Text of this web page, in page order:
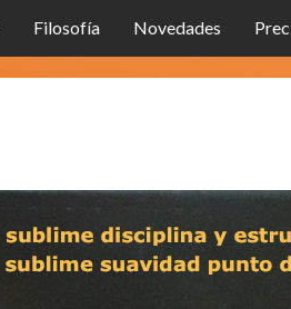
Filosofía Novedades